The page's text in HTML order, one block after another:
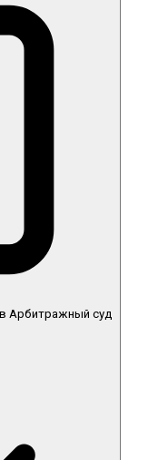
Арбитражный суд